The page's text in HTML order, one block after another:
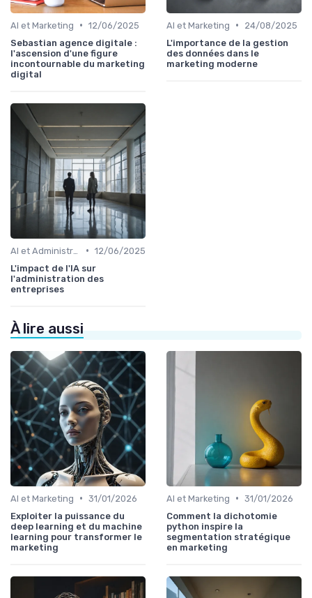
AI et Marketing • 12/06/2025
Sebastian agence digitale :
l'ascension d'une figure
incontournable du marketing
digital
AI et Marketing •
24/08/2025
L'importance de la gestion
des données dans le
marketing moderne
• 12/06/2025
L'impact de l'IA sur
l'administration des
entreprises
À lire aussi
AI et Marketing • 31/01/2026
Exploiter la puissance du
deep learning et du machine
learning pour transformer le
marketing
AI et Marketing • 31/01/2026
Comment la dichotomie
python inspire la
segmentation stratégique
en marketing